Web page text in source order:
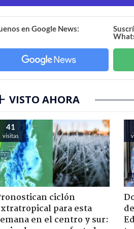
en Google News:
VISTO AHORA
41
visitas
ciclón
para esta
en el centro y sur: